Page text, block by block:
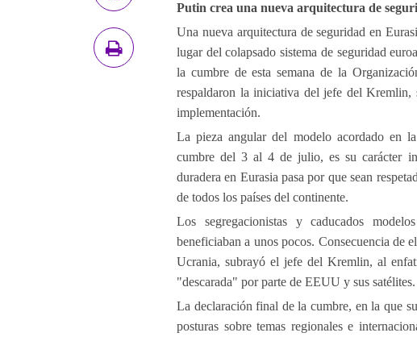
Putin crea una nueva arquitectura de
Una nueva arquitectura de seguridad en
lugar del colapsado sistema de seguridad
la cumbre de esta semana de la
respaldaron la iniciativa del jefe del Kremlin,
implementación.
La pieza angular del modelo acordado en
cumbre del 3 al 4 de julio, es su carácter
duradera en Eurasia pasa por que sean
de todos los países del continente.
Los segregacionistas y caducados
beneficiaban a unos pocos. Consecuencia de
Ucrania, subrayó el jefe del Kremlin, al
"descarada" por parte de EEUU y sus satélites.
La declaración final de la cumbre, en la que
posturas sobre temas regionales e